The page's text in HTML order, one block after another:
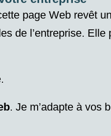
page Web revêt
de l’entreprise. Elle
. Je m’adapte à vos